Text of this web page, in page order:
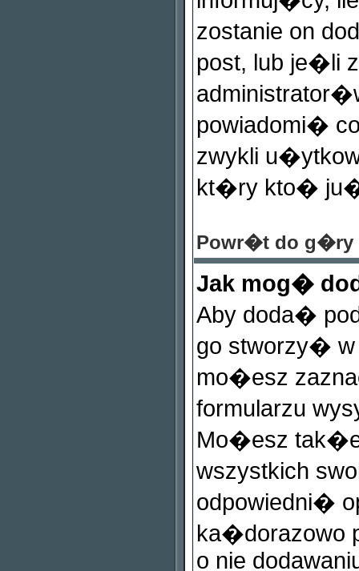
zostanie on
post, lub je�li
powiadomi�
zwykli
kt�ry kto�
Powr�t do g�ry
Jak mog�
Aby doda�
go stworzy� w
mo�esz
formularzu
Mo�esz
wszystkich
odpowiedni�
ka�dorazowo
o nie